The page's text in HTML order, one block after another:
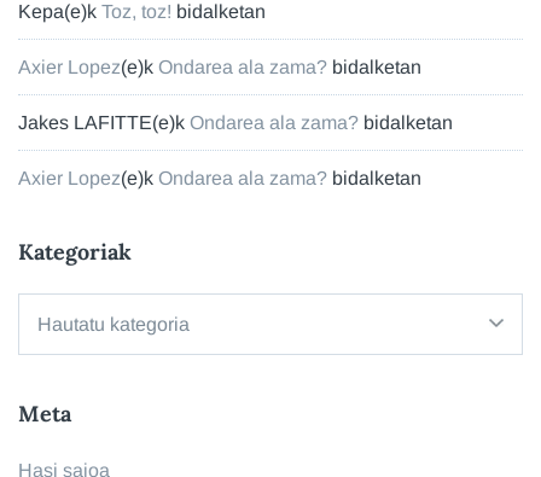
Kepa(e)k Toz, toz! bidalketan
Axier Lopez(e)k Ondarea ala zama? bidalketan
Jakes LAFITTE(e)k Ondarea ala zama? bidalketan
Axier Lopez(e)k Ondarea ala zama? bidalketan
Kategoriak
Meta
Hasi saioa